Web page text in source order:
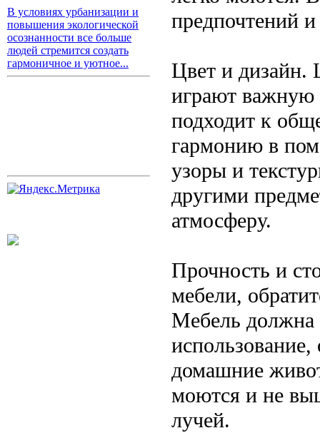
В условиях урбанизации и
повышения экологической
осознанности все больше
людей стремится создать
гармоничное и уютное...
предпочтений
Цвет и дизайн.
играют важную
подходит к
гармонию в
узоры и
другими
атмосферу.
Прочность и
мебели,
Мебель должна
использование,
домашние
моются и не
лучей.